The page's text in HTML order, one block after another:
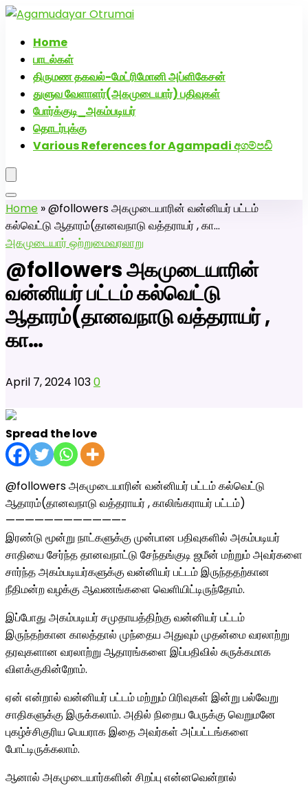
Home
பாடல்கள்
திருமண தகவல்-மேட்ரிமோனி அப்ளிகேசன்
துளுவ வேளாளர்(அகமுடையார்) பதிவுகள்
போர்க்குடி_அகம்படியர்
தொடர்புக்கு
Various References for Agampadi අගම්පඩි
Home »@followers அகமுடையாரின் வன்னியர் பட்டம்
கல்வெட்டு ஆதாரம்(தானவநாடு வத்தராயர் , கா…
அகமுடையார் ஒற்றுமைவரலாறு
@followers அகமுடையாரின்
வன்னியர் பட்டம் கல்வெட்டு
ஆதாரம்(தானவநாடு வத்தராயர் ,
கா…
April 7, 2024 1030
Spread the love
@followers அகமுடையாரின் வன்னியர் பட்டம் கல்வெட்டு
ஆதாரம்(தானவநாடு வத்தராயர் , காலிங்கராயர் பட்டம்)
————————————-
இரண்டு மூன்று நாட்களுக்கு முன்பான பதிவுகளில் அகம்படியர்
சாதியை சேர்ந்த தானவநாட்டு சேந்தங்குடி ஜமீன் மற்றும் அவர்களை
சார்ந்த அகம்படியர்களுக்கு வன்னியர் பட்டம் இருந்ததற்கான
நீதிமன்ற வழக்கு ஆவணங்களை வெளியிட்டிருந்தோம்.
இப்போது அகம்படியர் சமுதாயத்திற்கு வன்னியர் பட்டம்
இருந்தற்கான காலத்தால் முந்தைய அதுவும் முதன்மை வரலாற்று
தரவுகளான வரலாற்று ஆதாரங்களை இப்பதிவில் சுருக்கமாக
விளக்குகின்றோம்.
ஏன் என்றால் வன்னியர் பட்டம் மற்றும் பிரிவுகள் இன்று பல்வேறு
சாதிகளுக்கு இருக்கலாம். அதில் நிறைய பேருக்கு வெறுமனே
புகழ்ச்சிகுரிய பெயராக இதை அவர்கள் அப்பட்டங்களை
போட்டிருக்கலாம்.
ஆனால் அகமுடையார்களின் சிறப்பு என்னவென்றால்
அகமுடையார் திருமண வரன்களுக்கு அகமுடையார்மேட்ரி-பெண்